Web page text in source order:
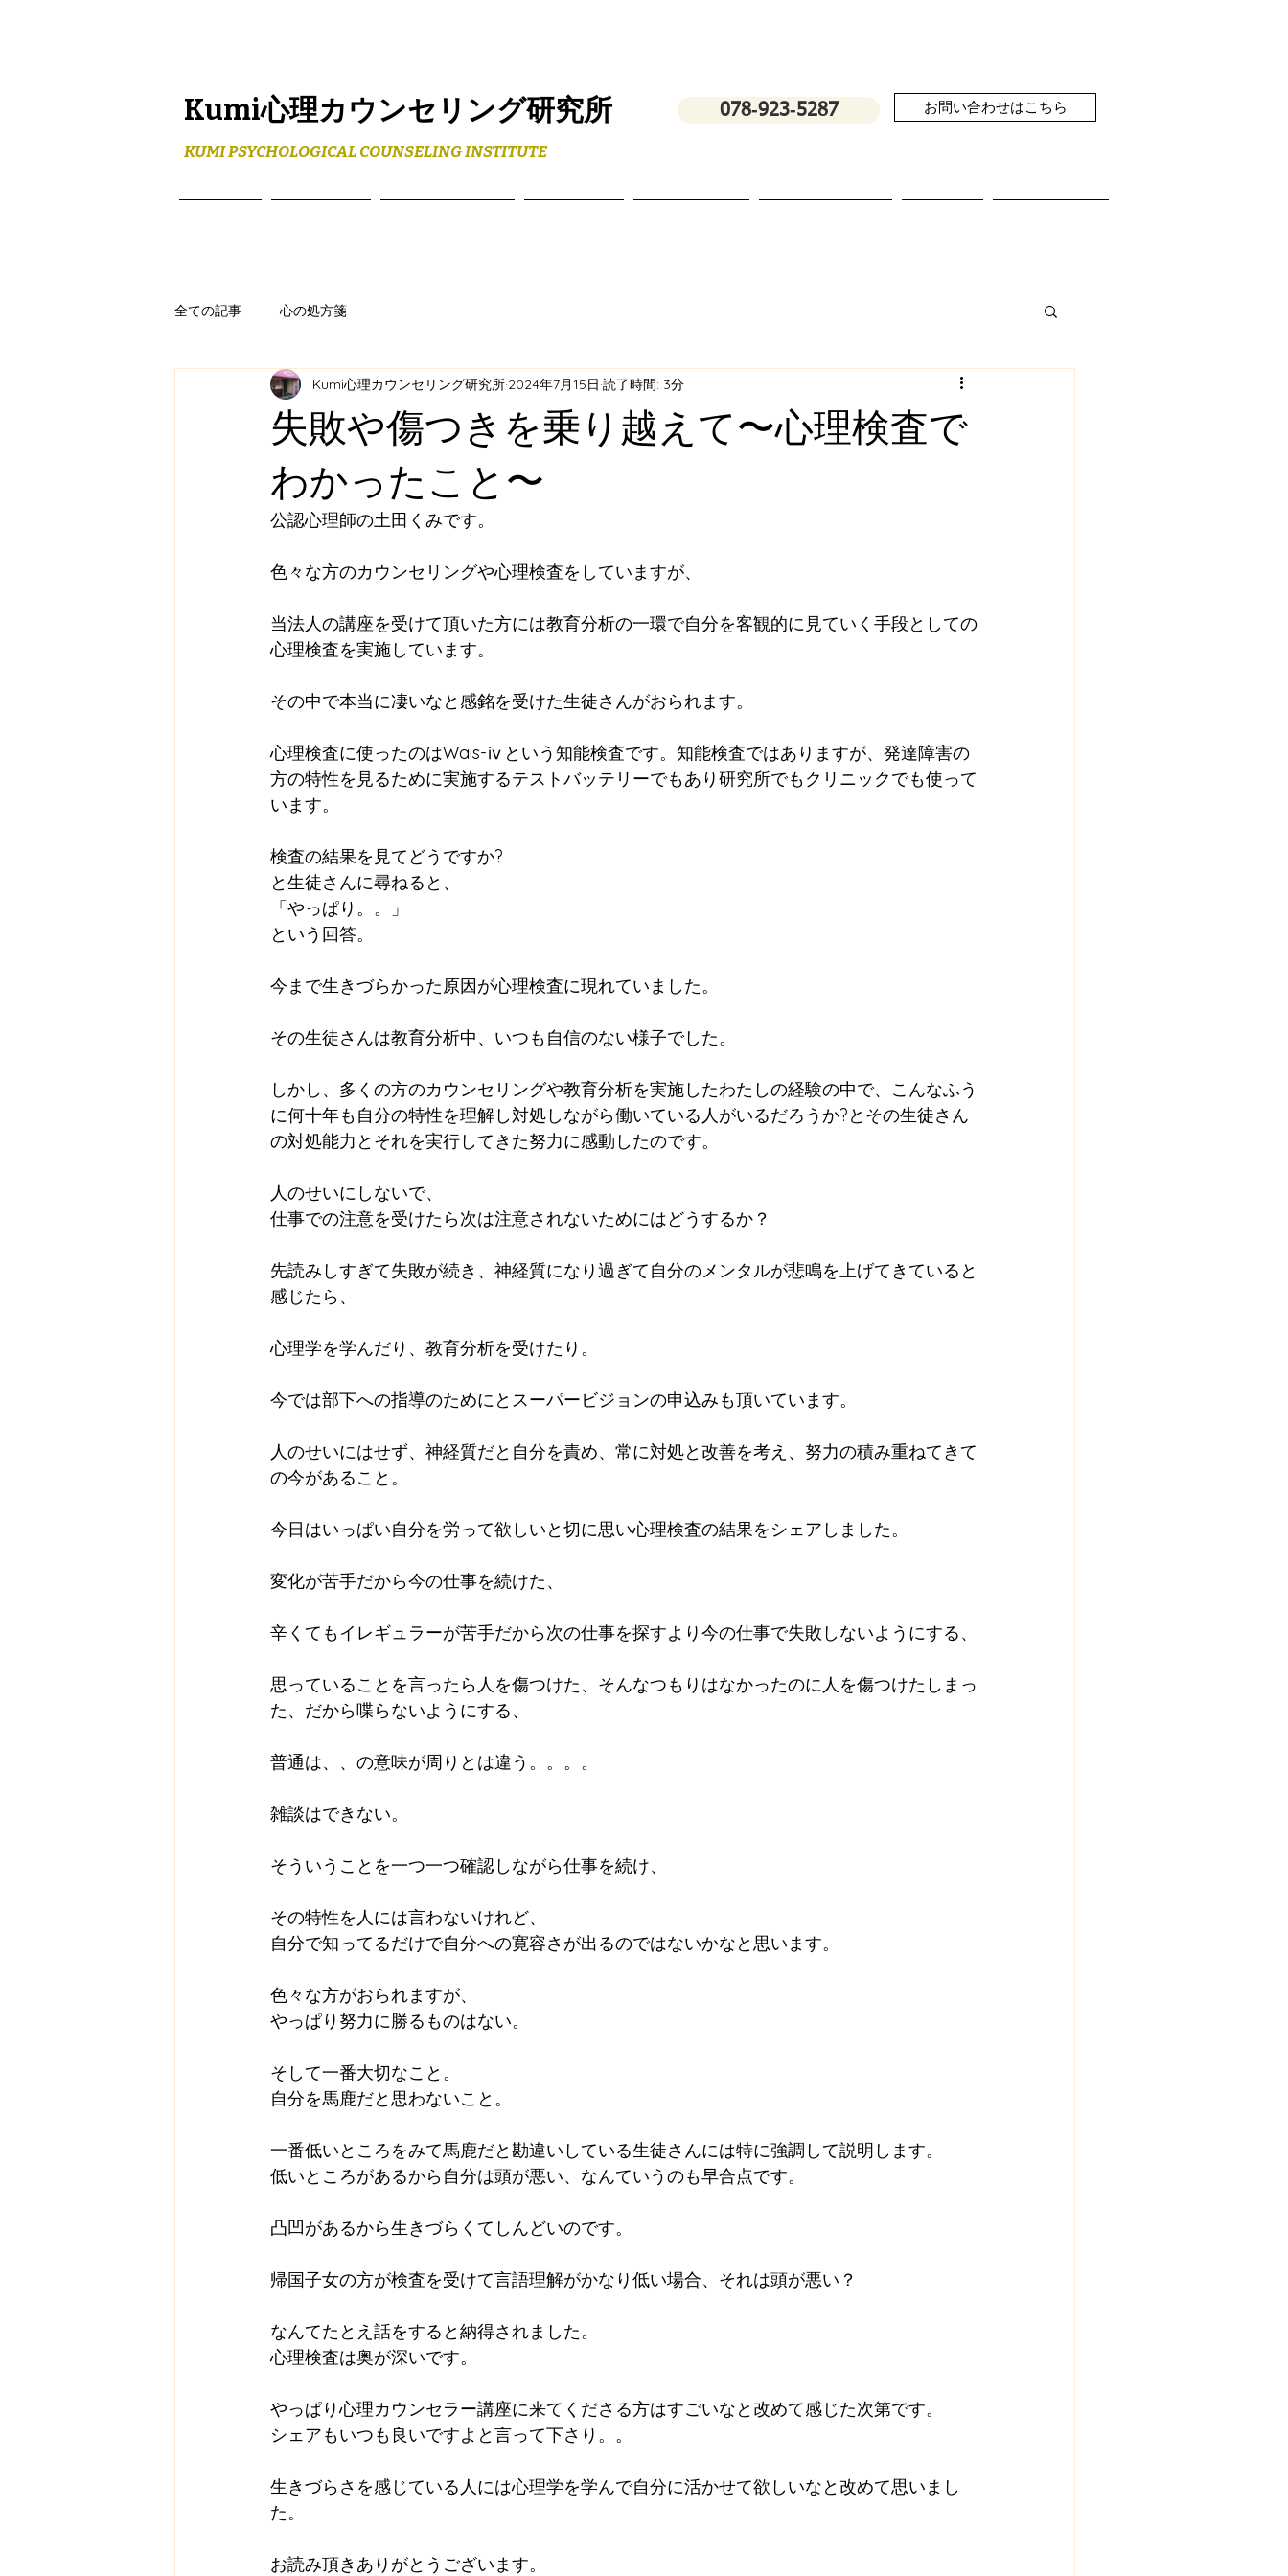
Kumi心理カウンセリング研究所 078‐923‐5287 お問い合わせはこちら
KUMI PSYCHOLOGICAL COUNSELING INSTITUTE
全ての記事 心の処方箋
失敗や傷つきを乗り越えて〜心理検査で
わかったこと〜
Kumi心理カウンセリング研究所 2024年7月15日 読了時間: 3分
公認心理師の土田くみです。
色々な方のカウンセリングや心理検査をしていますが、
当法人の講座を受けて頂いた方には教育分析の一環で自分を客観的に見ていく手段としての
心理検査を実施しています。
その中で本当に凄いなと感銘を受けた生徒さんがおられます。
心理検査に使ったのはWais-ⅳという知能検査です。知能検査ではありますが、発達障害の
方の特性を見るために実施するテストバッテリーでもあり研究所でもクリニックでも使って
います。
検査の結果を見てどうですか?
と生徒さんに尋ねると、
「やっぱり。。」
という回答。
今まで生きづらかった原因が心理検査に現れていました。
その生徒さんは教育分析中、いつも自信のない様子でした。
しかし、多くの方のカウンセリングや教育分析を実施したわたしの経験の中で、こんなふう
に何十年も自分の特性を理解し対処しながら働いている人がいるだろうか?とその生徒さん
の対処能力とそれを実行してきた努力に感動したのです。
人のせいにしないで、
仕事での注意を受けたら次は注意されないためにはどうするか？
先読みしすぎて失敗が続き、神経質になり過ぎて自分のメンタルが悲鳴を上げてきていると
感じたら、
心理学を学んだり、教育分析を受けたり。
今では部下への指導のためにとスーパービジョンの申込みも頂いています。
人のせいにはせず、神経質だと自分を責め、常に対処と改善を考え、努力の積み重ねてきて
の今があること。
今日はいっぱい自分を労って欲しいと切に思い心理検査の結果をシェアしました。
変化が苦手だから今の仕事を続けた、
辛くてもイレギュラーが苦手だから次の仕事を探すより今の仕事で失敗しないようにする、
思っていることを言ったら人を傷つけた、そんなつもりはなかったのに人を傷つけたしまっ
た、だから喋らないようにする、
普通は、、の意味が周りとは違う。。。。
雑談はできない。
そういうことを一つ一つ確認しながら仕事を続け、
その特性を人には言わないけれど、
自分で知ってるだけで自分への寛容さが出るのではないかなと思います。
色々な方がおられますが、
やっぱり努力に勝るものはない。
そして一番大切なこと。
自分を馬鹿だと思わないこと。
一番低いところをみて馬鹿だと勘違いしている生徒さんには特に強調して説明します。
低いところがあるから自分は頭が悪い、なんていうのも早合点です。
凸凹があるから生きづらくてしんどいのです。
帰国子女の方が検査を受けて言語理解がかなり低い場合、それは頭が悪い？
なんてたとえ話をすると納得されました。
心理検査は奥が深いです。
やっぱり心理カウンセラー講座に来てくださる方はすごいなと改めて感じた次第です。
シェアもいつも良いですよと言って下さり。。
生きづらさを感じている人には心理学を学んで自分に活かせて欲しいなと改めて思いまし
た。
お読み頂きありがとうございます。